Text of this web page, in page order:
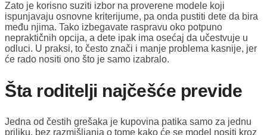
Zato je korisno suziti izbor na proverene modele koji
ispunjavaju osnovne kriterijume, pa onda pustiti dete da bira
među njima. Tako izbegavate raspravu oko potpuno
nepraktičnih opcija, a dete ipak ima osećaj da učestvuje u
odluci. U praksi, to često znači i manje problema kasnije, jer
će rado nositi ono što je samo izabralo.
Šta roditelji najčešće previde
Jedna od čestih grešaka je kupovina patika samo za jednu
priliku, bez razmišljanja o tome kako će se model nositi kroz